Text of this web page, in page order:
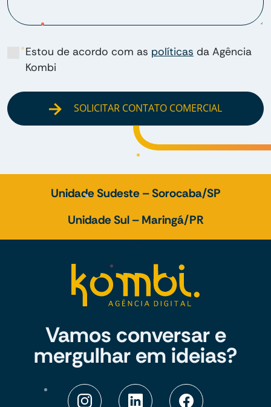
Estou de acordo com as políticas da Agência
Kombi
SOLICITAR CONTATO COMERCIAL
Unidade Sudeste – Sorocaba/SP
Unidade Sul – Maringá/PR
Vamos conversar e
mergulhar em ideias?